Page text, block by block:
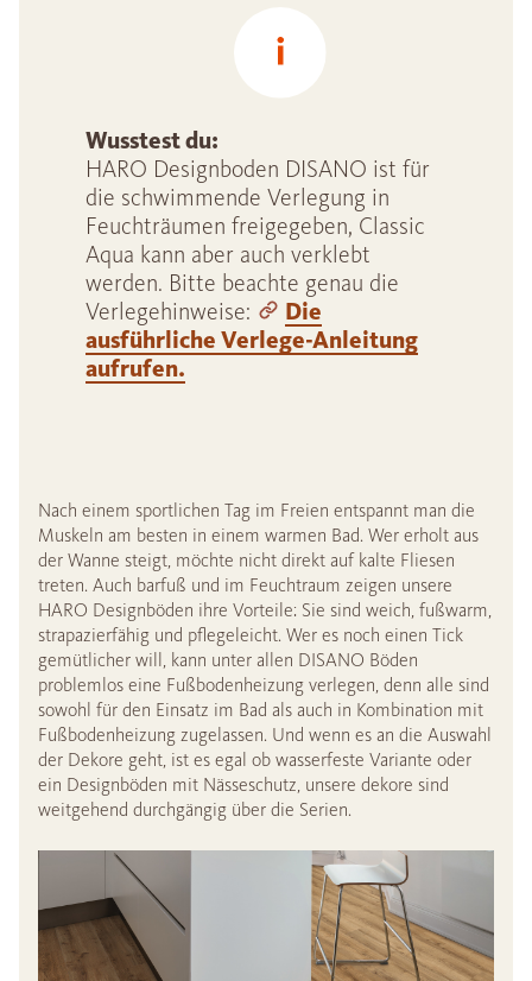
Wusstest du:
HARO Designboden DISANO ist für
die schwimmende Verlegung in
Feuchträumen freigegeben, Classic
Aqua kann aber auch verklebt
werden. Bitte beachte genau die
Verlegehinweise:
Die
ausführliche Verlege-Anleitung
aufrufen.
Nach einem sportlichen Tag im Freien entspannt man die
Muskeln am besten in einem warmen Bad. Wer erholt aus
der Wanne steigt, möchte nicht direkt auf kalte Fliesen
treten. Auch barfuß und im Feuchtraum zeigen unsere
HARO Designböden ihre Vorteile: Sie sind weich, fußwarm,
strapazierfähig und pflegeleicht. Wer es noch einen Tick
gemütlicher will, kann unter allen DISANO Böden
problemlos eine Fußbodenheizung verlegen, denn alle sind
sowohl für den Einsatz im Bad als auch in Kombination mit
Fußbodenheizung zugelassen. Und wenn es an die Auswahl
der Dekore geht, ist es egal ob wasserfeste Variante oder
ein Designböden mit Nässeschutz, unsere dekore sind
weitgehend durchgängig über die Serien.